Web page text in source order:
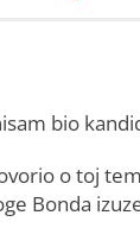
bio
o toj
Bonda